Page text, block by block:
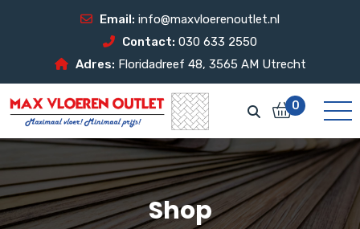
Email: info@maxvloerenoutlet.nl
Contact: 030 633 2550
Adres: Floridadreef 48, 3565 AM Utrecht
0
Shop